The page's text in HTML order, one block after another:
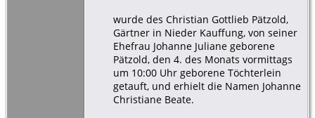
wurde des Christian Gottlieb Pätzold,
Gärtner in Nieder Kauffung, von seiner
Ehefrau Johanne Juliane geborene
Pätzold, den 4. des Monats vormittags
um 10:00 Uhr geborene Töchterlein
getauft, und erhielt die Namen Johanne
Christiane Beate.